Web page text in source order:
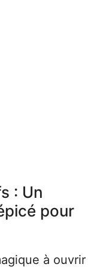
: Un
pour
à ouvrir